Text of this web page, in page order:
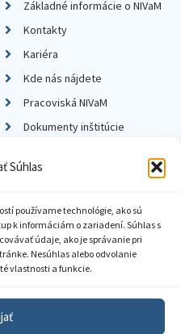
Súhlas
používame technológie, ako sú
k informáciám o zariadení. Súhlas s
údaje, ako je správanie pri
Nesúhlas alebo odvolanie
vlastnosti a funkcie.
Základné informácie o NIVaM
Kontakty
Kariéra
Kde nás nájdete
Pracoviská NIVaM
Dokumenty inštitúcie
súkromia
informácií